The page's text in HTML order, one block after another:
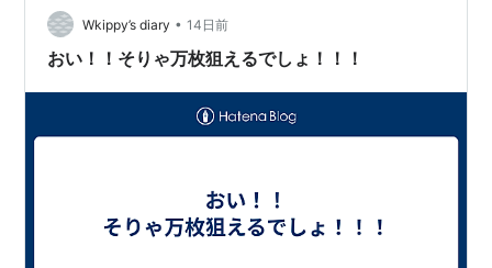
Wkippy’s diary • 14日前
おい！！そりゃ万枚狙えるでしょ！！！